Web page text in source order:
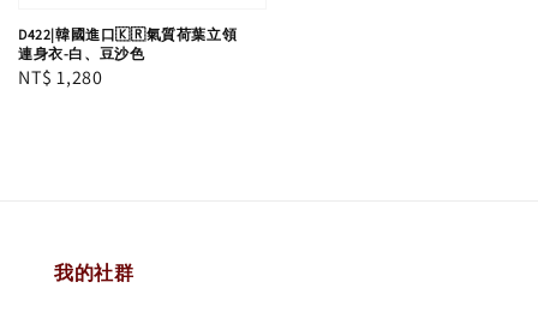
D422|韓國進口🇰🇷氣質荷葉立領
連身衣-白、豆沙色
Regular
NT$ 1,280
我的社群